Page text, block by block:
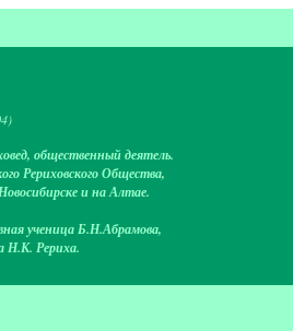
общественный деятель.
Рериховского Общества,
и на Алтае.
ученица Б.Н.Абрамова,
Н.К. Рериха.